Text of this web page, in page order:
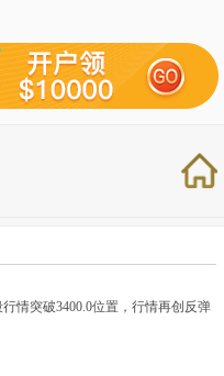
情突破3400.0位置，行情再创反弹